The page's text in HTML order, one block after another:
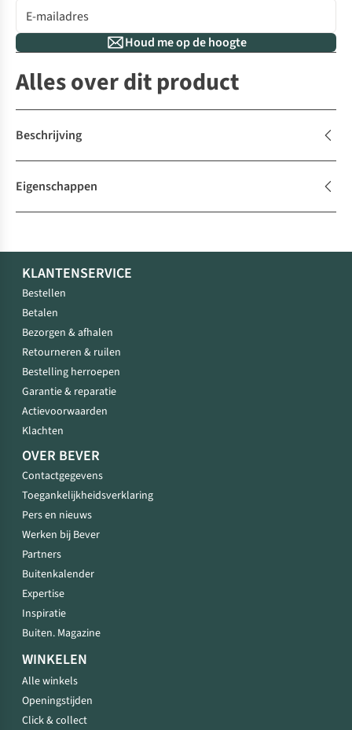
Houd me op de hoogte
Alles over dit product
Beschrijving
Eigenschappen
KLANTENSERVICE
Bestellen
Betalen
Bezorgen & afhalen
Retourneren & ruilen
Bestelling herroepen
Garantie & reparatie
Actievoorwaarden
Klachten
OVER BEVER
Contactgegevens
Toegankelijkheidsverklaring
Pers en nieuws
Werken bij Bever
Partners
Buitenkalender
Expertise
Inspiratie
Buiten. Magazine
WINKELEN
Alle winkels
Openingstijden
Click & collect